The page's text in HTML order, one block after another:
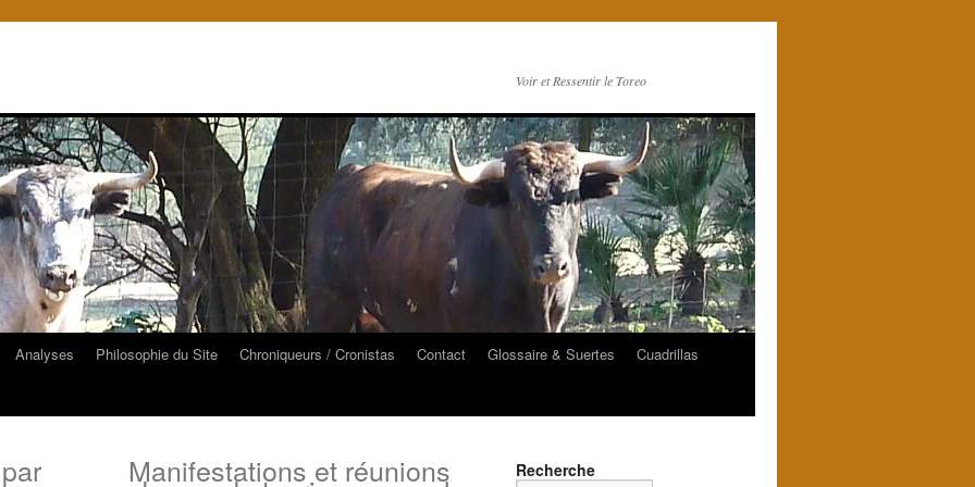
Voir et Ressentir le Toreo
Analyses Philosophie du Site Chroniqueurs / Cronistas Contact Glossaire & Suertes
Cuadrillas
Manifestations et réunions Recherche